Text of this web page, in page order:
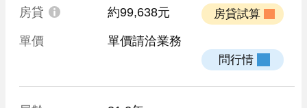
房貸 約99,638元
單價 單價請洽業務